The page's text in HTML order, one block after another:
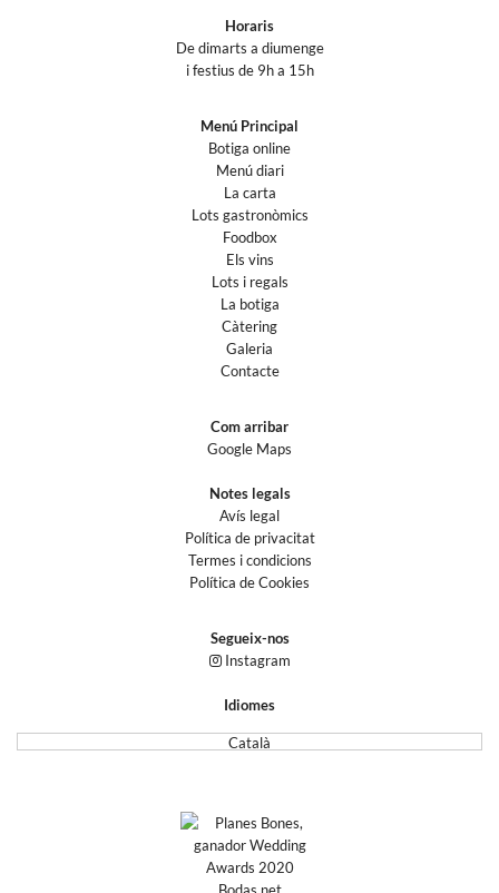
Horaris
De dimarts a diumenge
i festius de 9h a 15h
Menú Principal
Botiga online
Menú diari
La carta
Lots gastronòmics
Foodbox
Els vins
Lots i regals
La botiga
Càtering
Galeria
Contacte
Com arribar
Google Maps
Notes legals
Avís legal
Política de privacitat
Termes i condicions
Política de Cookies
Segueix-nos
Instagram
Idiomes
Català